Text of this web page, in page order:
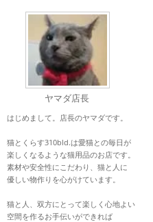
ヤマダ店長
はじめまして。店長のヤマダです。
猫とくらす310bld.は愛猫との毎日が
楽しくなるような猫用品のお店です。
素材や安全性にこだわり、猫と人に
優しい物作りを心がけています。
猫と人、双方にとって楽しく心地よい
空間を作るお手伝いができれば